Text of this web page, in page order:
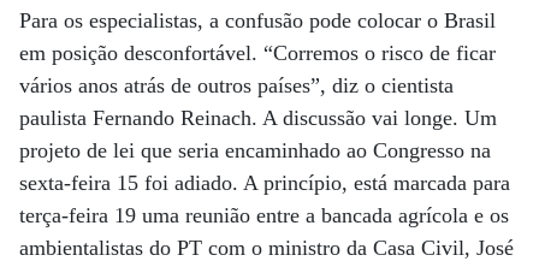
Para os especialistas, a confusão pode colocar o Brasil
em posição desconfortável. “Corremos o risco de ficar
vários anos atrás de outros países”, diz o cientista
paulista Fernando Reinach. A discussão vai longe. Um
projeto de lei que seria encaminhado ao Congresso na
sexta-feira 15 foi adiado. A princípio, está marcada para
terça-feira 19 uma reunião entre a bancada agrícola e os
ambientalistas do PT com o ministro da Casa Civil, José